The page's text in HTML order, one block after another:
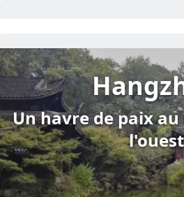
Un havre de paix
l'ouest